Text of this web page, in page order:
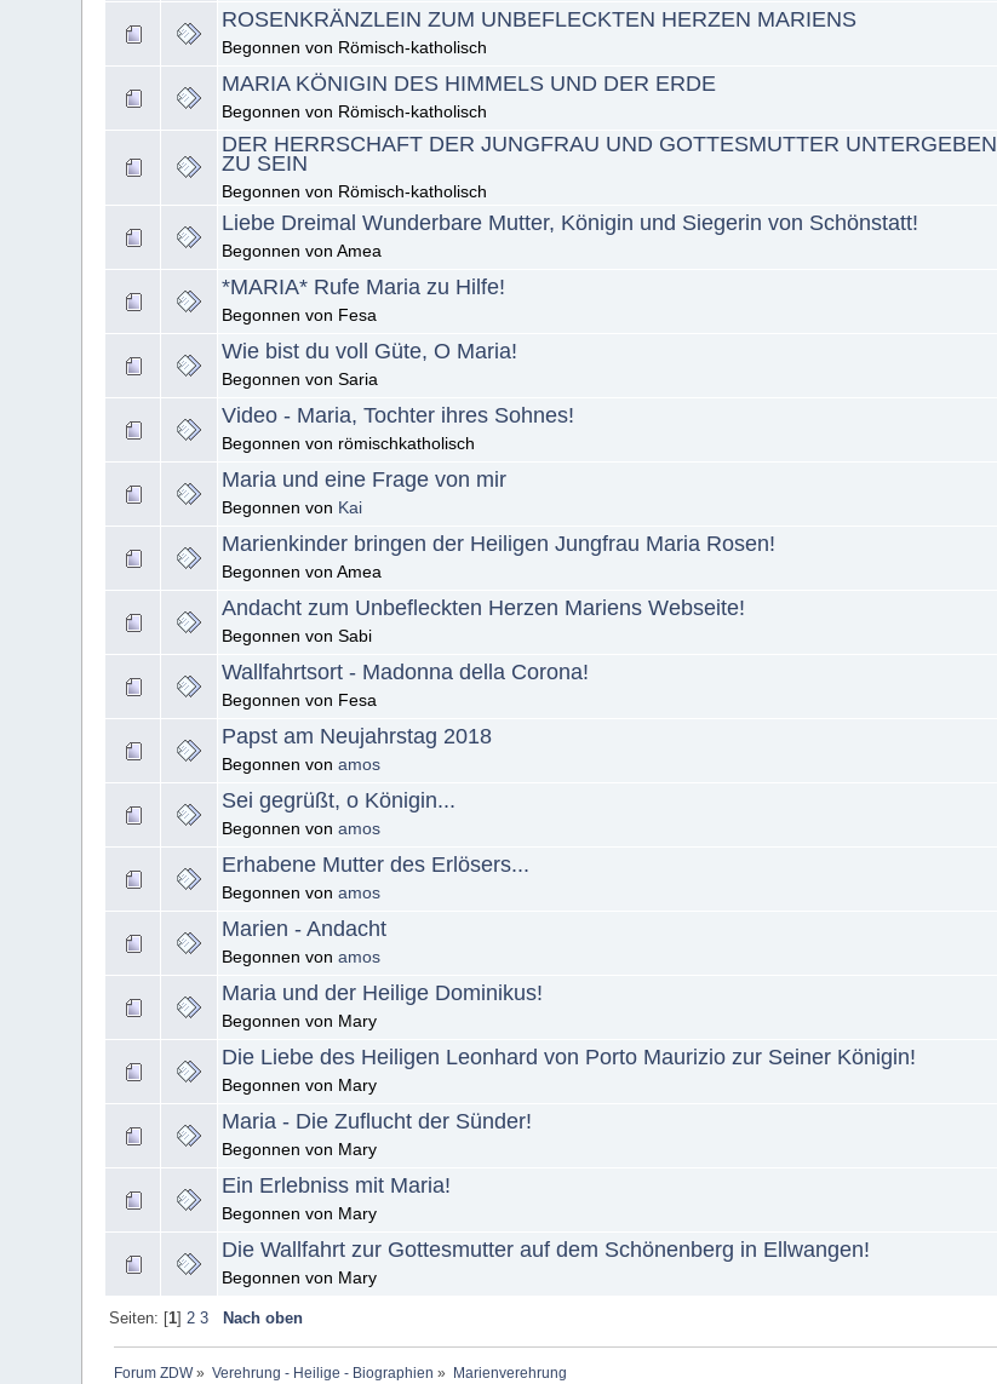
ROSENKRÄNZLEIN ZUM UNBEFLECKTEN HERZEN MARIENS
Begonnen von Römisch-katholisch
MARIA KÖNIGIN DES HIMMELS UND DER ERDE
Begonnen von Römisch-katholisch
DER HERRSCHAFT DER JUNGFRAU UND GOTTESMUTTER UNTERGEBEN
ZU SEIN
Begonnen von Römisch-katholisch
Liebe Dreimal Wunderbare Mutter, Königin und Siegerin von Schönstatt!
Begonnen von Amea
*MARIA* Rufe Maria zu Hilfe!
Begonnen von Fesa
Wie bist du voll Güte, O Maria!
Begonnen von Saria
Video - Maria, Tochter ihres Sohnes!
Begonnen von römischkatholisch
Maria und eine Frage von mir
Begonnen von Kai
Marienkinder bringen der Heiligen Jungfrau Maria Rosen!
Begonnen von Amea
Andacht zum Unbefleckten Herzen Mariens Webseite!
Begonnen von Sabi
Wallfahrtsort - Madonna della Corona!
Begonnen von Fesa
Papst am Neujahrstag 2018
Begonnen vonamos
Sei gegrüßt, o Königin...
Begonnen vonamos
Erhabene Mutter des Erlösers...
Begonnen vonamos
Marien - Andacht
Begonnen vonamos
Maria und der Heilige Dominikus!
Begonnen von Mary
Die Liebe des Heiligen Leonhard von Porto Maurizio zur Seiner Königin!
Begonnen von Mary
Maria - Die Zuflucht der Sünder!
Begonnen von Mary
Ein Erlebniss mit Maria!
Begonnen von Mary
Die Wallfahrt zur Gottesmutter auf dem Schönenberg in Ellwangen!
Begonnen von Mary
Seiten: [1] 2 3 Nach oben
Forum ZDW» Verehrung - Heilige - Biographien » Marienverehrung